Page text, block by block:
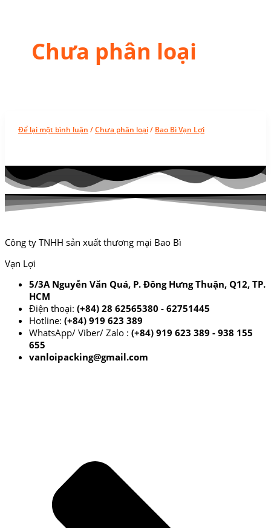
Chưa phân loại
Để lại một bình luận /Chưa phân loại/ Bao Bì Vạn Lợi
Công ty TNHH sản xuất thương mại Bao Bì
Vạn Lợi
5/3A Nguyễn Văn Quá, P. Đông Hưng Thuận, Q12, TP.
HCM
Điện thoại: (+84) 28 62565380 - 62751445
Hotline: (+84) 919 623 389
WhatsApp/ Viber/ Zalo : (+84) 919 623 389 - 938 155
655
vanloipacking@gmail.com